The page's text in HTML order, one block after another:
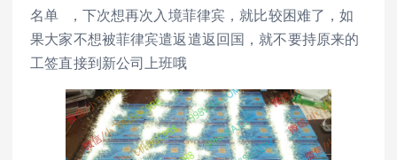
名单 ，下次想再次入境菲律宾，就比较困难了，如
果大家不想被菲律宾遣返遣返回国，就不要持原来的
工签直接到新公司上班哦